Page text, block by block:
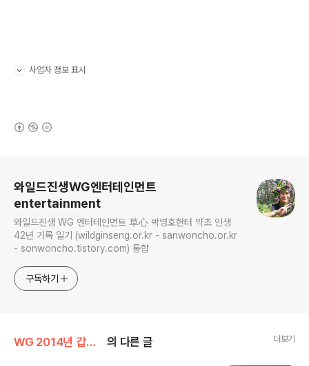
사업자 정보 표시
와일드진생WG엔터테인먼트
entertainment
와일드진생 WG 엔터테인먼트 草心 박영호헌터 약초 인생
42년 기록 일기 (wildginseng.or.kr - sanwoncho.or.kr
- sonwoncho.tistory.com) 통합
구독하기
WG 2014년 갑오년 기록 의 다른 글 더보기